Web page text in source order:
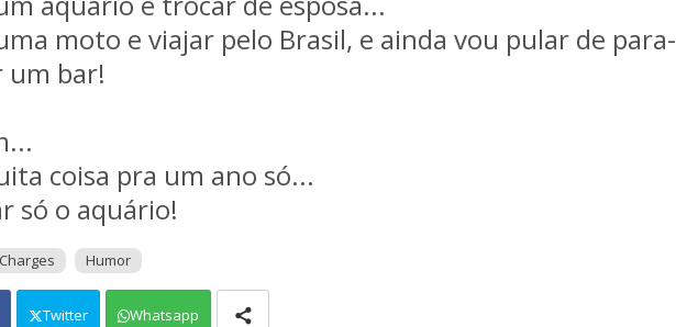
moto e viajar pelo Brasil, e ainda vou pular de para-
um bar!
coisa pra um ano só...
só o aquário!
Charges Humor
Twitter Whatsapp